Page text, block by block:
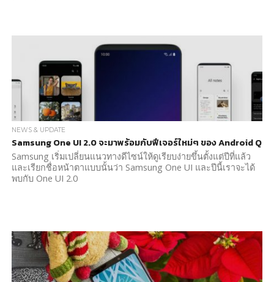
NEWS & UPDATE
Samsung One UI 2.0 จะมาพร้อมกับฟีเจอร์ใหม่ๆ ของ Android Q
Samsung เริ่มเปลี่ยนแนวทางดีไซน์ให้ดูเรียบง่ายขึ้นตั้งแต่ปีที่แล้ว
และเรียกชื่อหน้าตาแบบนั้นว่า Samsung One UI และปีนี้เราจะได้
พบกับ One UI 2.0